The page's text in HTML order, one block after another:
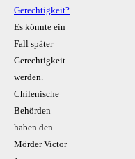
Gerechtigkeit?
Es könnte ein
Fall später
Gerechtigkeit
werden.
Chilenische
Behörden
haben den
Mörder Victor